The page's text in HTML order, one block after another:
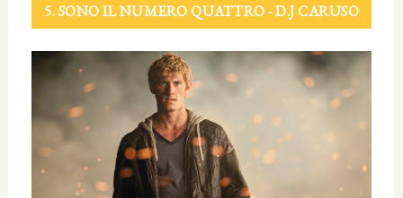
5. SONO IL NUMERO QUATTRO - D.J CARUSO